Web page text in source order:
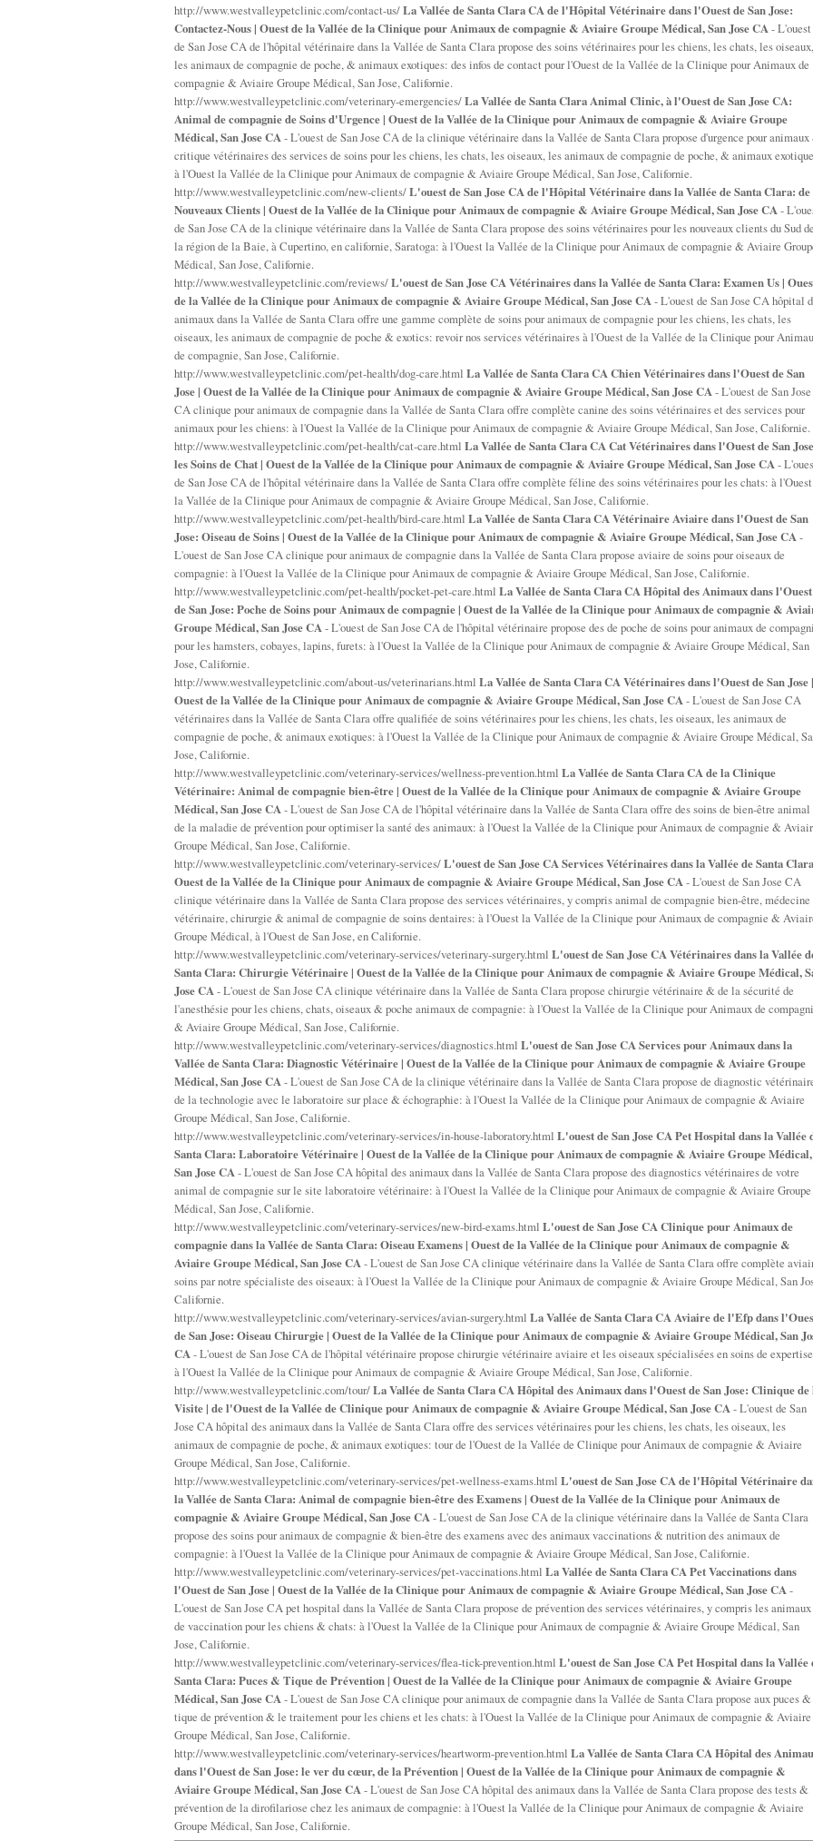
http://www.westvalleypetclinic.com/contact-us/La Vallée de Santa Clara CA de l'Hôpital Vétérinaire dans l'Ouest de San Jose:
Contactez-Nous | Ouest de la Vallée de la Clinique pour Animaux de compagnie & Aviaire Groupe Médical, San Jose CA - L'ouest
de San Jose CA de l'hôpital vétérinaire dans la Vallée de Santa Clara propose des soins vétérinaires pour les chiens, les chats, les oiseaux,
les animaux de compagnie de poche, & animaux exotiques: des infos de contact pour l'Ouest de la Vallée de la Clinique pour Animaux de
compagnie & Aviaire Groupe Médical, San Jose, Californie.
http://www.westvalleypetclinic.com/veterinary-emergencies/La Vallée de Santa Clara Animal Clinic, à l'Ouest de San Jose CA:
Animal de compagnie de Soins d'Urgence | Ouest de la Vallée de la Clinique pour Animaux de compagnie & Aviaire Groupe
Médical, San Jose CA - L'ouest de San Jose CA de la clinique vétérinaire dans la Vallée de Santa Clara propose d'urgence pour
critique vétérinaires des services de soins pour les chiens, les chats, les oiseaux, les animaux de compagnie de poche, & animaux
à l'Ouest la Vallée de la Clinique pour Animaux de compagnie & Aviaire Groupe Médical, San Jose, Californie.
http://www.westvalleypetclinic.com/new-clients/L'ouest de San Jose CA de l'Hôpital Vétérinaire dans la Vallée de Santa Clara: de
Nouveaux Clients | Ouest de la Vallée de la Clinique pour Animaux de compagnie & Aviaire Groupe Médical, San Jose CA -
de San Jose CA de la clinique vétérinaire dans la Vallée de Santa Clara propose des soins vétérinaires pour les nouveaux clients du Sud de
la région de la Baie, à Cupertino, en californie, Saratoga: à l'Ouest la Vallée de la Clinique pour Animaux de compagnie & Aviaire
Médical, San Jose, Californie.
http://www.westvalleypetclinic.com/reviews/L'ouest de San Jose CA Vétérinaires dans la Vallée de Santa Clara: Examen Us |
de la Vallée de la Clinique pour Animaux de compagnie & Aviaire Groupe Médical, San Jose CA - L'ouest de San Jose CA hôpital
animaux dans la Vallée de Santa Clara offre une gamme complète de soins pour animaux de compagnie pour les chiens, les chats, les
oiseaux, les animaux de compagnie de poche & exotics: revoir nos services vétérinaires à l'Ouest de la Vallée de la Clinique pour
de compagnie, San Jose, Californie.
http://www.westvalleypetclinic.com/pet-health/dog-care.html La Vallée de Santa Clara CA Chien Vétérinaires dans l'Ouest de San
Jose | Ouest de la Vallée de la Clinique pour Animaux de compagnie & Aviaire Groupe Médical, San Jose CA - L'ouest de San Jose
CA clinique pour animaux de compagnie dans la Vallée de Santa Clara offre complète canine des soins vétérinaires et des services pour
animaux pour les chiens: à l'Ouest la Vallée de la Clinique pour Animaux de compagnie & Aviaire Groupe Médical, San Jose, Californie.
http://www.westvalleypetclinic.com/pet-health/cat-care.html La Vallée de Santa Clara CA Cat Vétérinaires dans l'Ouest de San
les Soins de Chat | Ouest de la Vallée de la Clinique pour Animaux de compagnie & Aviaire Groupe Médical, San Jose CA -
de San Jose CA de l'hôpital vétérinaire dans la Vallée de Santa Clara offre complète féline des soins vétérinaires pour les chats: à l'Ouest
la Vallée de la Clinique pour Animaux de compagnie & Aviaire Groupe Médical, San Jose, Californie.
http://www.westvalleypetclinic.com/pet-health/bird-care.html La Vallée de Santa Clara CA Vétérinaire Aviaire dans l'Ouest de San
Jose: Oiseau de Soins | Ouest de la Vallée de la Clinique pour Animaux de compagnie & Aviaire Groupe Médical, San Jose CA -
L'ouest de San Jose CA clinique pour animaux de compagnie dans la Vallée de Santa Clara propose aviaire de soins pour oiseaux de
compagnie: à l'Ouest la Vallée de la Clinique pour Animaux de compagnie & Aviaire Groupe Médical, San Jose, Californie.
http://www.westvalleypetclinic.com/pet-health/pocket-pet-care.html La Vallée de Santa Clara CA Hôpital des Animaux dans l'Ouest
de San Jose: Poche de Soins pour Animaux de compagnie | Ouest de la Vallée de la Clinique pour Animaux de compagnie &
Groupe Médical, San Jose CA - L'ouest de San Jose CA de l'hôpital vétérinaire propose des de poche de soins pour animaux de
pour les hamsters, cobayes, lapins, furets: à l'Ouest la Vallée de la Clinique pour Animaux de compagnie & Aviaire Groupe Médical, San
Jose, Californie.
http://www.westvalleypetclinic.com/about-us/veterinarians.html La Vallée de Santa Clara CA Vétérinaires dans l'Ouest de San Jose |
Ouest de la Vallée de la Clinique pour Animaux de compagnie & Aviaire Groupe Médical, San Jose CA - L'ouest de San Jose CA
vétérinaires dans la Vallée de Santa Clara offre qualifiée de soins vétérinaires pour les chiens, les chats, les oiseaux, les animaux de
compagnie de poche, & animaux exotiques: à l'Ouest la Vallée de la Clinique pour Animaux de compagnie & Aviaire Groupe Médical,
Jose, Californie.
http://www.westvalleypetclinic.com/veterinary-services/wellness-prevention.html La Vallée de Santa Clara CA de la Clinique
Vétérinaire: Animal de compagnie bien-être | Ouest de la Vallée de la Clinique pour Animaux de compagnie & Aviaire Groupe
Médical, San Jose CA - L'ouest de San Jose CA de l'hôpital vétérinaire dans la Vallée de Santa Clara offre des soins de bien-être animal
de la maladie de prévention pour optimiser la santé des animaux: à l'Ouest la Vallée de la Clinique pour Animaux de compagnie &
Groupe Médical, San Jose, Californie.
http://www.westvalleypetclinic.com/veterinary-services/L'ouest de San Jose CA Services Vétérinaires dans la Vallée de Santa
Ouest de la Vallée de la Clinique pour Animaux de compagnie & Aviaire Groupe Médical, San Jose CA - L'ouest de San Jose CA
clinique vétérinaire dans la Vallée de Santa Clara propose des services vétérinaires, y compris animal de compagnie bien-être, médecine
vétérinaire, chirurgie & animal de compagnie de soins dentaires: à l'Ouest la Vallée de la Clinique pour Animaux de compagnie &
Groupe Médical, à l'Ouest de San Jose, en Californie.
http://www.westvalleypetclinic.com/veterinary-services/veterinary-surgery.html L'ouest de San Jose CA Vétérinaires dans la Vallée
Santa Clara: Chirurgie Vétérinaire | Ouest de la Vallée de la Clinique pour Animaux de compagnie & Aviaire Groupe Médical,
Jose CA - L'ouest de San Jose CA clinique vétérinaire dans la Vallée de Santa Clara propose chirurgie vétérinaire & de la sécurité de
l'anesthésie pour les chiens, chats, oiseaux & poche animaux de compagnie: à l'Ouest la Vallée de la Clinique pour Animaux de
& Aviaire Groupe Médical, San Jose, Californie.
http://www.westvalleypetclinic.com/veterinary-services/diagnostics.html L'ouest de San Jose CA Services pour Animaux dans la
Vallée de Santa Clara: Diagnostic Vétérinaire | Ouest de la Vallée de la Clinique pour Animaux de compagnie & Aviaire Groupe
Médical, San Jose CA - L'ouest de San Jose CA de la clinique vétérinaire dans la Vallée de Santa Clara propose de diagnostic
de la technologie avec le laboratoire sur place & échographie: à l'Ouest la Vallée de la Clinique pour Animaux de compagnie & Aviaire
Groupe Médical, San Jose, Californie.
http://www.westvalleypetclinic.com/veterinary-services/in-house-laboratory.html L'ouest de San Jose CA Pet Hospital dans la Vallée
Santa Clara: Laboratoire Vétérinaire | Ouest de la Vallée de la Clinique pour Animaux de compagnie & Aviaire Groupe Médical,
San Jose CA - L'ouest de San Jose CA hôpital des animaux dans la Vallée de Santa Clara propose des diagnostics vétérinaires de votre
animal de compagnie sur le site laboratoire vétérinaire: à l'Ouest la Vallée de la Clinique pour Animaux de compagnie & Aviaire Groupe
Médical, San Jose, Californie.
http://www.westvalleypetclinic.com/veterinary-services/new-bird-exams.html L'ouest de San Jose CA Clinique pour Animaux de
compagnie dans la Vallée de Santa Clara: Oiseau Examens | Ouest de la Vallée de la Clinique pour Animaux de compagnie &
Aviaire Groupe Médical, San Jose CA - L'ouest de San Jose CA clinique vétérinaire dans la Vallée de Santa Clara offre complète
soins par notre spécialiste des oiseaux: à l'Ouest la Vallée de la Clinique pour Animaux de compagnie & Aviaire Groupe Médical, San
Californie.
http://www.westvalleypetclinic.com/veterinary-services/avian-surgery.html La Vallée de Santa Clara CA Aviaire de l'Efp dans
de San Jose: Oiseau Chirurgie | Ouest de la Vallée de la Clinique pour Animaux de compagnie & Aviaire Groupe Médical, San
CA - L'ouest de San Jose CA de l'hôpital vétérinaire propose chirurgie vétérinaire aviaire et les oiseaux spécialisées en soins de
à l'Ouest la Vallée de la Clinique pour Animaux de compagnie & Aviaire Groupe Médical, San Jose, Californie.
http://www.westvalleypetclinic.com/tour/La Vallée de Santa Clara CA Hôpital des Animaux dans l'Ouest de San Jose: Clinique de
Visite | de l'Ouest de la Vallée de Clinique pour Animaux de compagnie & Aviaire Groupe Médical, San Jose CA - L'ouest de San
Jose CA hôpital des animaux dans la Vallée de Santa Clara offre des services vétérinaires pour les chiens, les chats, les oiseaux, les
animaux de compagnie de poche, & animaux exotiques: tour de l'Ouest de la Vallée de Clinique pour Animaux de compagnie & Aviaire
Groupe Médical, San Jose, Californie.
http://www.westvalleypetclinic.com/veterinary-services/pet-wellness-exams.html L'ouest de San Jose CA de l'Hôpital Vétérinaire
la Vallée de Santa Clara: Animal de compagnie bien-être des Examens | Ouest de la Vallée de la Clinique pour Animaux de
compagnie & Aviaire Groupe Médical, San Jose CA - L'ouest de San Jose CA de la clinique vétérinaire dans la Vallée de Santa Clara
propose des soins pour animaux de compagnie & bien-être des examens avec des animaux vaccinations & nutrition des animaux de
compagnie: à l'Ouest la Vallée de la Clinique pour Animaux de compagnie & Aviaire Groupe Médical, San Jose, Californie.
http://www.westvalleypetclinic.com/veterinary-services/pet-vaccinations.html La Vallée de Santa Clara CA Pet Vaccinations dans
l'Ouest de San Jose | Ouest de la Vallée de la Clinique pour Animaux de compagnie & Aviaire Groupe Médical, San Jose CA -
L'ouest de San Jose CA pet hospital dans la Vallée de Santa Clara propose de prévention des services vétérinaires, y compris les animaux
de vaccination pour les chiens & chats: à l'Ouest la Vallée de la Clinique pour Animaux de compagnie & Aviaire Groupe Médical, San
Jose, Californie.
http://www.westvalleypetclinic.com/veterinary-services/flea-tick-prevention.html L'ouest de San Jose CA Pet Hospital dans la Vallée
Santa Clara: Puces & Tique de Prévention | Ouest de la Vallée de la Clinique pour Animaux de compagnie & Aviaire Groupe
Médical, San Jose CA - L'ouest de San Jose CA clinique pour animaux de compagnie dans la Vallée de Santa Clara propose aux puces &
tique de prévention & le traitement pour les chiens et les chats: à l'Ouest la Vallée de la Clinique pour Animaux de compagnie & Aviaire
Groupe Médical, San Jose, Californie.
http://www.westvalleypetclinic.com/veterinary-services/heartworm-prevention.html La Vallée de Santa Clara CA Hôpital des
dans l'Ouest de San Jose: le ver du cœur, de la Prévention | Ouest de la Vallée de la Clinique pour Animaux de compagnie &
Aviaire Groupe Médical, San Jose CA - L'ouest de San Jose CA hôpital des animaux dans la Vallée de Santa Clara propose des tests &
prévention de la dirofilariose chez les animaux de compagnie: à l'Ouest la Vallée de la Clinique pour Animaux de compagnie & Aviaire
Groupe Médical, San Jose, Californie.